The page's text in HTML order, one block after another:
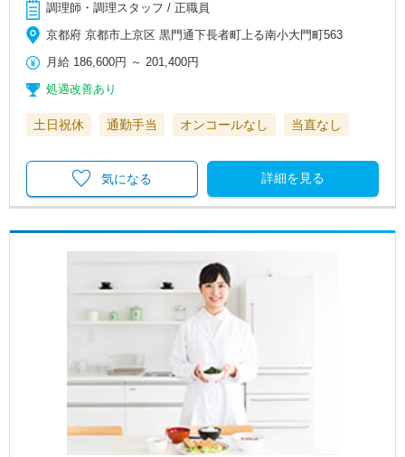
調理師・調理スタッフ / 正職員
京都府 京都市上京区 黒門通下長者町上る南小大門町563
月給 186,600円 ～201,400円
処遇改善あり
土日祝休 通勤手当 オンコールなし 当直なし
詳細を見る
気になる